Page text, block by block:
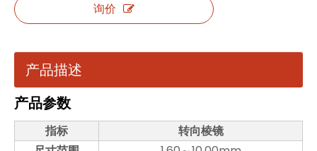
询价
产品描述
产品参数
指标
转向棱镜